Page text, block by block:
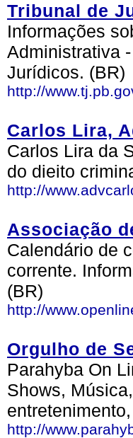
Tribunal de
Informações
Administrativa
Jurídicos. (BR)
http://
Carlos Lira,
Carlos Lira da
do dieito
http://
Associação
Calendário de
corrente.
(BR)
http://
Orgulho de
Parahyba On
Shows,
http://